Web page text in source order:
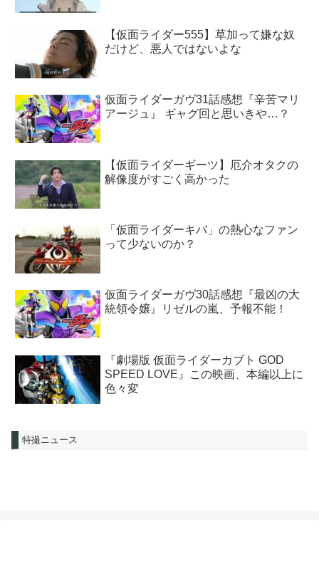
【仮面ライダー555】草加って嫌な奴
だけど、悪人ではないよな
仮面ライダーガヴ31話感想『辛苦マリ
アージュ』 ギャグ回と思いきや…？
【仮面ライダーギーツ】厄介オタクの
解像度がすごく高かった
「仮面ライダーキバ」の熱心なファン
って少ないのか？
仮面ライダーガヴ30話感想『最凶の大
統領令嬢』リゼルの嵐、予報不能！
『劇場版 仮面ライダーカブト GOD
SPEED LOVE』この映画、本編以上に
色々変
特撮ニュース